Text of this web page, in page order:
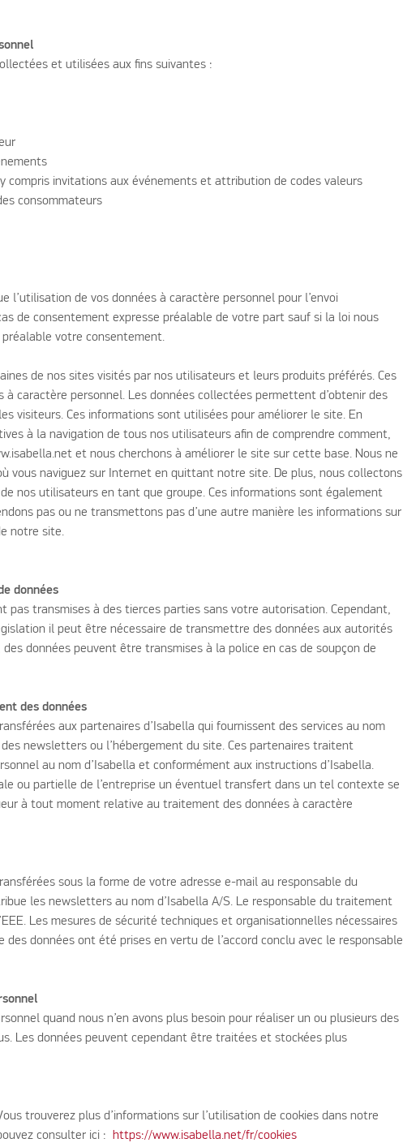
et utilisées aux fins suivantes :
compris invitations aux événements et attribution de codes valeurs
consommateurs
de vos données à caractère personnel pour l’envoi
de consentement expresse préalable de votre part sauf si la loi nous
votre consentement.
de nos sites visités par nos utilisateurs et leurs produits préférés. Ces
à caractère personnel. Les données collectées permettent d’obtenir des
visiteurs. Ces informations sont utilisées pour améliorer le site. En
à la navigation de tous nos utilisateurs afin de comprendre comment,
et nous cherchons à améliorer le site sur cette base. Nous ne
vous naviguez sur Internet en quittant notre site. De plus, nous collectons
nos utilisateurs en tant que groupe. Ces informations sont également
pas ou ne transmettons pas d’une autre manière les informations sur
notre site.
données
pas transmises à des tierces parties sans votre autorisation. Cependant,
il peut être nécessaire de transmettre des données aux autorités
données peuvent être transmises à la police en cas de soupçon de
des données
aux partenaires d’Isabella qui fournissent des services au nom
des newsletters ou l’hébergement du site. Ces partenaires traitent
au nom d’Isabella et conformément aux instructions d’Isabella.
ou partielle de l’entreprise un éventuel transfert dans un tel contexte se
à tout moment relative au traitement des données à caractère
sous la forme de votre adresse e-mail au responsable du
les newsletters au nom d’Isabella A/S. Le responsable du traitement
Les mesures de sécurité techniques et organisationnelles nécessaires
données ont été prises en vertu de l’accord conclu avec le responsable
quand nous n’en avons plus besoin pour réaliser un ou plusieurs des
Les données peuvent cependant être traitées et stockées plus
trouverez plus d’informations sur l’utilisation de cookies dans notre
consulter ici : https://www.isabella.net/fr/cookies